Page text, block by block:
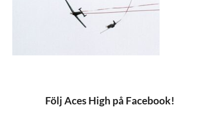
Följ Aces High på Facebook!